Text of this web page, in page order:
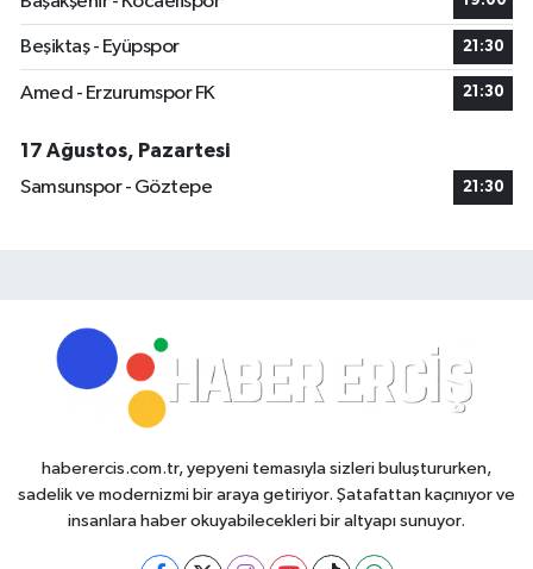
Beşiktaş - Eyüpspor 21:30
Amed - Erzurumspor FK 21:30
17 Ağustos, Pazartesi
Samsunspor - Göztepe
21:30
haberercis.com.tr, yepyeni temasıyla sizleri buluştururken,
sadelik ve modernizmi bir araya getiriyor. Şatafattan kaçınıyor ve
insanlara haber okuyabilecekleri bir altyapı sunuyor.